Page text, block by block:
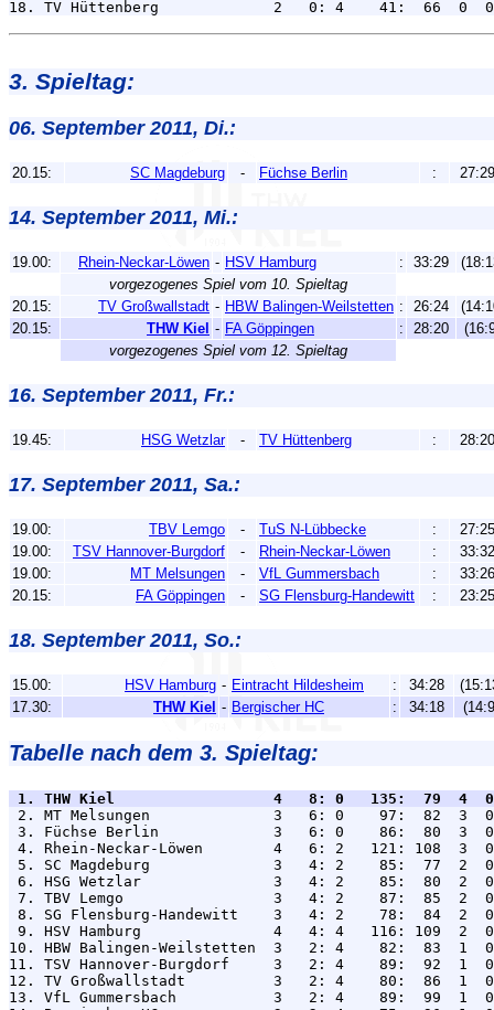
3. Spieltag:
06. September 2011, Di.:
20.15: SC Magdeburg - Füchse Berlin : 27:29
14. September 2011, Mi.:
19.00: Rhein-Neckar-Löwen - HSV Hamburg : 33:29
vorgezogenes Spiel vom 10. Spieltag
20.15:
TV Großwallstadt - HBW Balingen-Weilstetten : 26:24
20.15:
THW Kiel - FA Göppingen : 28:20
vorgezogenes Spiel vom 12. Spieltag
16. September 2011, Fr.:
19.45: HSG Wetzlar - TV Hüttenberg : 28:20
17. September 2011, Sa.:
19.00: TBV Lemgo - TuS N-Lübbecke :
27:25
19.00:
TSV Hannover-Burgdorf - Rhein-Neckar-Löwen :
33:32
19.00:
MT Melsungen - VfL Gummersbach :
33:26
20.15:
FA Göppingen - SG Flensburg-Handewitt : 23:25
18. September 2011, So.:
15.00: HSV Hamburg - Eintracht Hildesheim : 34:28
17.30:
THW Kiel - Bergischer HC : 34:18
Tabelle nach dem 3. Spieltag:
1. THW Kiel                  4   8: 0   135:  79  4
2. MT Melsungen              3   6: 0    97:  82  3
3. Füchse Berlin             3   6: 0    86:  80  3
4. Rhein-Neckar-Löwen        4   6: 2   121: 108  3
5. SC Magdeburg              3   4: 2    85:  77  2
6. HSG Wetzlar               3   4: 2    85:  80  2
7. TBV Lemgo                 3   4: 2    87:  85  2
8. SG Flensburg-Handewitt    3   4: 2    78:  84  2
9. HSV Hamburg               4   4: 4   116: 109  2
10. HBW Balingen-Weilstetten  3   2: 4    82:  83  1
11. TSV Hannover-Burgdorf     3   2: 4    89:  92  1
12. TV Großwallstadt          3   2: 4    80:  86  1
13. VfL Gummersbach           3   2: 4    89:  99  1